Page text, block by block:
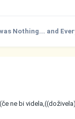
Nothing... and
ne bi